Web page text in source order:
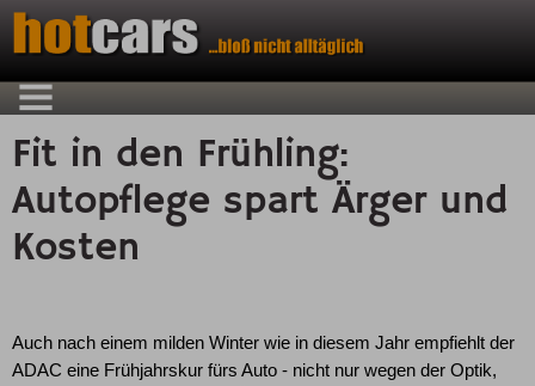
Fit in den Frühling:
Autopflege spart Ärger und
Kosten
Auch nach einem milden Winter wie in diesem Jahr empfiehlt der
ADAC eine Frühjahrskur fürs Auto - nicht nur wegen der Optik,